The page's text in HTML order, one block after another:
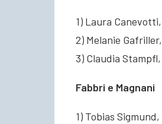
1) Laura
2) Melanie
3) Claudia
Fabbri e Magnani
1) Tobias